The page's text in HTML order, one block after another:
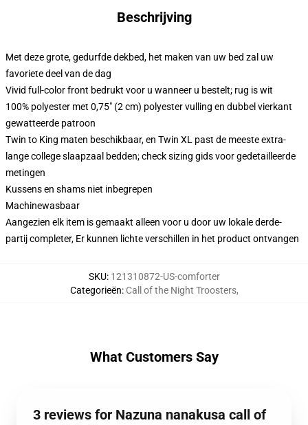
Beschrijving
Met deze grote, gedurfde dekbed, het maken van uw bed zal uw
favoriete deel van de dag
Vivid full-color front bedrukt voor u wanneer u bestelt; rug is wit
100% polyester met 0,75" (2 cm) polyester vulling en dubbel vierkant
gewatteerde patroon
Twin to King maten beschikbaar, en Twin XL past de meeste extra-
lange college slaapzaal bedden; check sizing gids voor gedetailleerde
metingen
Kussens en shams niet inbegrepen
Machinewasbaar
Aangezien elk item is gemaakt alleen voor u door uw lokale derde-
partij completer, Er kunnen lichte verschillen in het product ontvangen
SKU: 121310872-US-comforter
Categorieën: Call of the Night Troosters,
What Customers Say
3 reviews for Nazuna nanakusa call of